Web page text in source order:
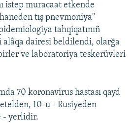
istep muracaat etkende
tış pnevmoniya"
tahqiqatınıñ
alâqa dairesi beldilendi, olarğa
ve laboratoriya teskerüvleri
70 koronavirus hastası qayd
10-u - Rusiyeden
- yerlidir.